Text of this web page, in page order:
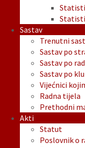
Sastav
Trenutni
Sastav po
Sastav po
Sastav po
Vijećnici
Radna tijela
Prethodni
Akti
Statut
Poslovnik o